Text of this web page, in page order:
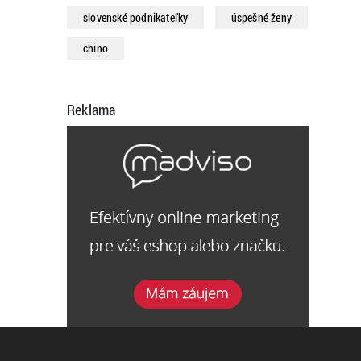
slovenské podnikateľky
úspešné ženy
chino
Reklama